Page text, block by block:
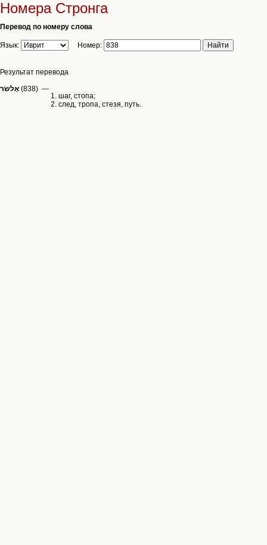
Номера Стронга
Перевод по номеру слова
Язык: Номер:
Результат перевода
(838) —
1. шаг, стопа;
2. след, тропа, стезя, путь.